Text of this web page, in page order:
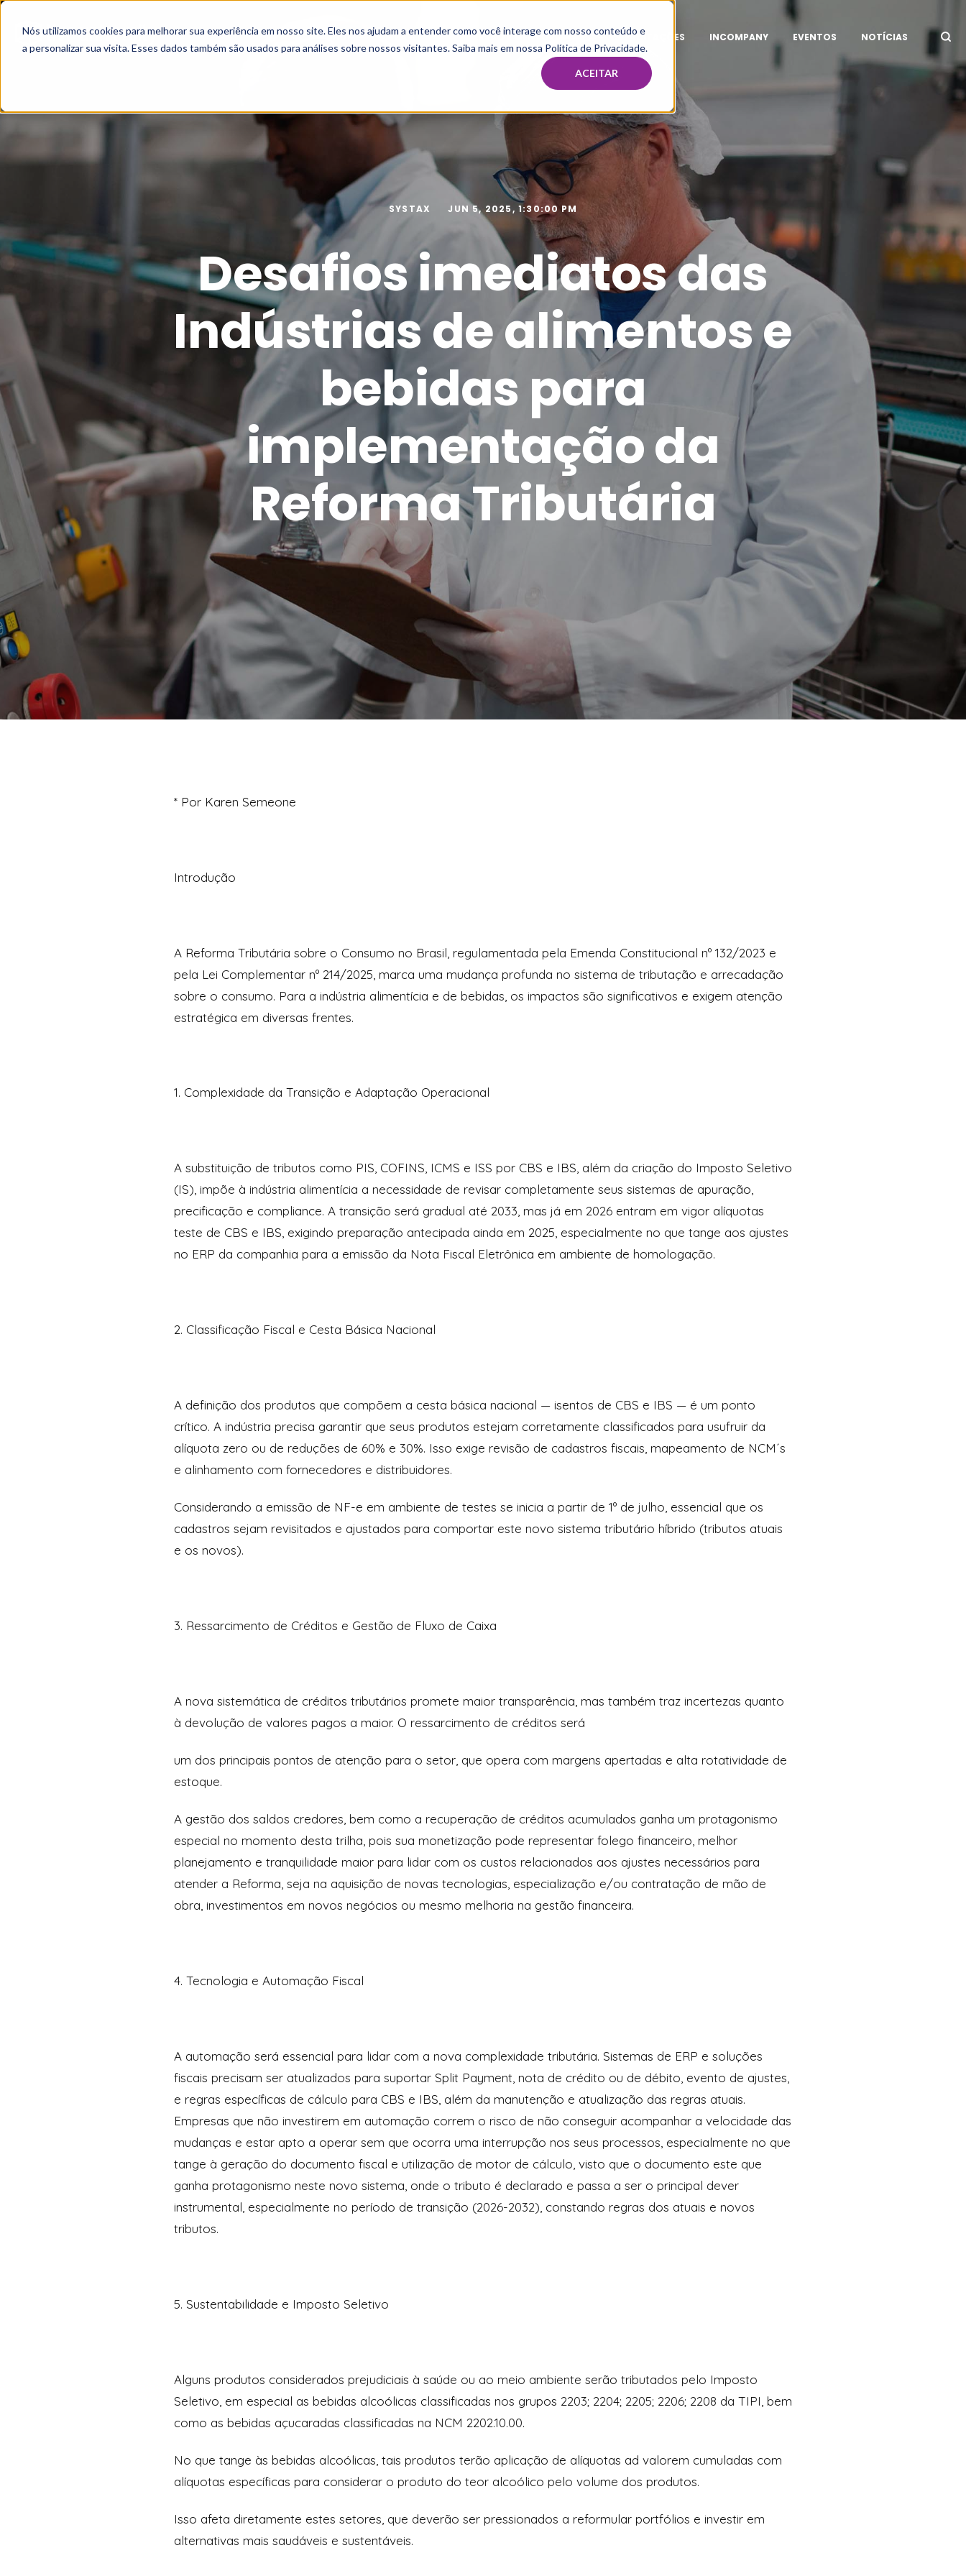
Nós utilizamos cookies para melhorar sua experiência em nosso site. Eles nos ajudam a entender como você interage com nosso conteúdo e
a personalizar sua visita. Esses dados também são usados para análises sobre nossos visitantes. Saiba mais em nossa Política de Privacidade.
ACEITAR
HOME MBA & PÓS IMERSÃO E MENTORIA TAX CAPACITAÇÕES INCOMPANY EVENTOS NOTÍCIAS
SYSTAX JUN 5, 2025, 1:30:00 PM
Desafios imediatos das
Indústrias de alimentos e
bebidas para
implementação da
Reforma Tributária
* Por Karen Semeone
Introdução
A Reforma Tributária sobre o Consumo no Brasil, regulamentada pela Emenda Constitucional nº 132/2023 e
pela Lei Complementar nº 214/2025, marca uma mudança profunda no sistema de tributação e arrecadação
sobre o consumo. Para a indústria alimentícia e de bebidas, os impactos são significativos e exigem atenção
estratégica em diversas frentes.
1. Complexidade da Transição e Adaptação Operacional
A substituição de tributos como PIS, COFINS, ICMS e ISS por CBS e IBS, além da criação do Imposto Seletivo
(IS), impõe à indústria alimentícia a necessidade de revisar completamente seus sistemas de apuração,
precificação e compliance. A transição será gradual até 2033, mas já em 2026 entram em vigor alíquotas
teste de CBS e IBS, exigindo preparação antecipada ainda em 2025, especialmente no que tange aos ajustes
no ERP da companhia para a emissão da Nota Fiscal Eletrônica em ambiente de homologação.
2. Classificação Fiscal e Cesta Básica Nacional
A definição dos produtos que compõem a cesta básica nacional — isentos de CBS e IBS — é um ponto
crítico. A indústria precisa garantir que seus produtos estejam corretamente classificados para usufruir da
alíquota zero ou de reduções de 60% e 30%. Isso exige revisão de cadastros fiscais, mapeamento de NCM´s
e alinhamento com fornecedores e distribuidores.
Considerando a emissão de NF-e em ambiente de testes se inicia a partir de 1º de julho, essencial que os
cadastros sejam revisitados e ajustados para comportar este novo sistema tributário híbrido (tributos atuais
e os novos).
3. Ressarcimento de Créditos e Gestão de Fluxo de Caixa
A nova sistemática de créditos tributários promete maior transparência, mas também traz incertezas quanto
à devolução de valores pagos a maior. O ressarcimento de créditos será
um dos principais pontos de atenção para o setor, que opera com margens apertadas e alta rotatividade de
estoque.
A gestão dos saldos credores, bem como a recuperação de créditos acumulados ganha um protagonismo
especial no momento desta trilha, pois sua monetização pode representar folego financeiro, melhor
planejamento e tranquilidade maior para lidar com os custos relacionados aos ajustes necessários para
atender a Reforma, seja na aquisição de novas tecnologias, especialização e/ou contratação de mão de
obra, investimentos em novos negócios ou mesmo melhoria na gestão financeira.
4. Tecnologia e Automação Fiscal
A automação será essencial para lidar com a nova complexidade tributária. Sistemas de ERP e soluções
fiscais precisam ser atualizados para suportar Split Payment, nota de crédito ou de débito, evento de ajustes,
e regras específicas de cálculo para CBS e IBS, além da manutenção e atualização das regras atuais.
Empresas que não investirem em automação correm o risco de não conseguir acompanhar a velocidade das
mudanças e estar apto a operar sem que ocorra uma interrupção nos seus processos, especialmente no que
tange à geração do documento fiscal e utilização de motor de cálculo, visto que o documento este que
ganha protagonismo neste novo sistema, onde o tributo é declarado e passa a ser o principal dever
instrumental, especialmente no período de transição (2026-2032), constando regras dos atuais e novos
tributos.
5. Sustentabilidade e Imposto Seletivo
Alguns produtos considerados prejudiciais à saúde ou ao meio ambiente serão tributados pelo Imposto
Seletivo, em especial as bebidas alcoólicas classificadas nos grupos 2203; 2204; 2205; 2206; 2208 da TIPI, bem
como as bebidas açucaradas classificadas na NCM 2202.10.00.
No que tange às bebidas alcoólicas, tais produtos terão aplicação de alíquotas ad valorem cumuladas com
alíquotas específicas para considerar o produto do teor alcoólico pelo volume dos produtos.
Isso afeta diretamente estes setores, que deverão ser pressionados a reformular portfólios e investir em
alternativas mais saudáveis e sustentáveis.